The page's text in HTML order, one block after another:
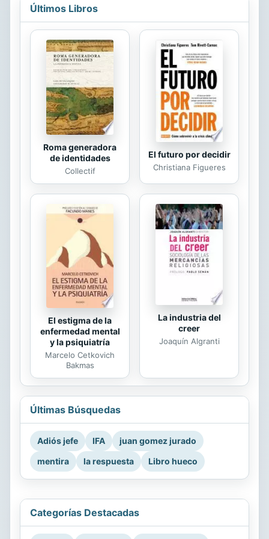
Últimos Libros
Roma generadora
de identidades
Collectif
El futuro por decidir
Christiana Figueres
El estigma de la
enfermedad mental
y la psiquiatría
Marcelo Cetkovich
Bakmas
La industria del
creer
Joaquín Algranti
Últimas Búsquedas
Adiós jefe IFA
juan gomez jurado
mentira
la respuesta Libro hueco
Categorías Destacadas